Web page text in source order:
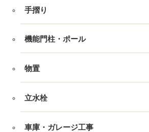
手摺り
機能門柱・ポール
物置
立水栓
車庫・ガレージ工事